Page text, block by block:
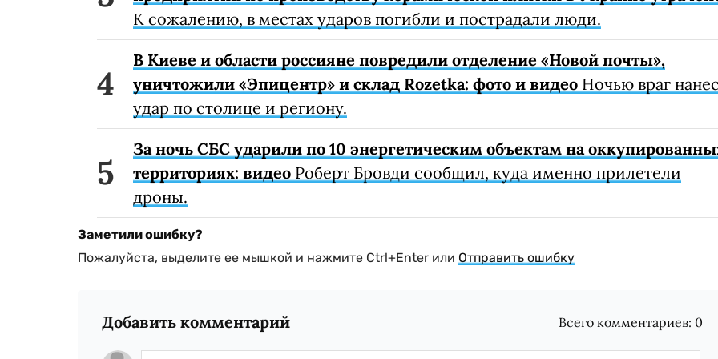
К сожалению, в местах ударов погибли и пострадали люди.
В Киеве и области россияне повредили отделение «Новой почты»,
уничтожили «Эпицентр» и склад Rozetka: фото и видео Ночью враг
удар по столице и региону.
За ночь СБС ударили по 10 энергетическим объектам на
территориях: видео Роберт Бровди сообщил, куда именно прилетели
дроны.
Заметили ошибку?
Пожалуйста, выделите ее мышкой и нажмите Ctrl+Enter или Отправить ошибку
Добавить комментарий Всего комментариев: 0